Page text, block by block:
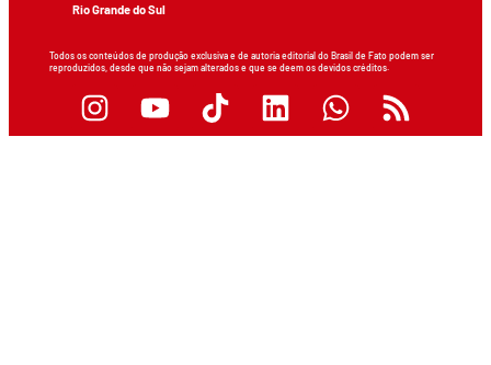
Rio Grande do Sul
Todos os conteúdos de produção exclusiva e de autoria editorial do Brasil de Fato podem ser
reproduzidos, desde que não sejam alterados e que se deem os devidos créditos.